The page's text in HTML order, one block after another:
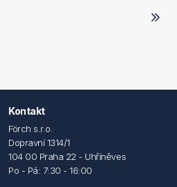
Kontakt
Förch s.r.o.
Dopravní 1314/1
104 00 Praha 22 - Uhříněves
Po - Pá: 7:30 - 16:00